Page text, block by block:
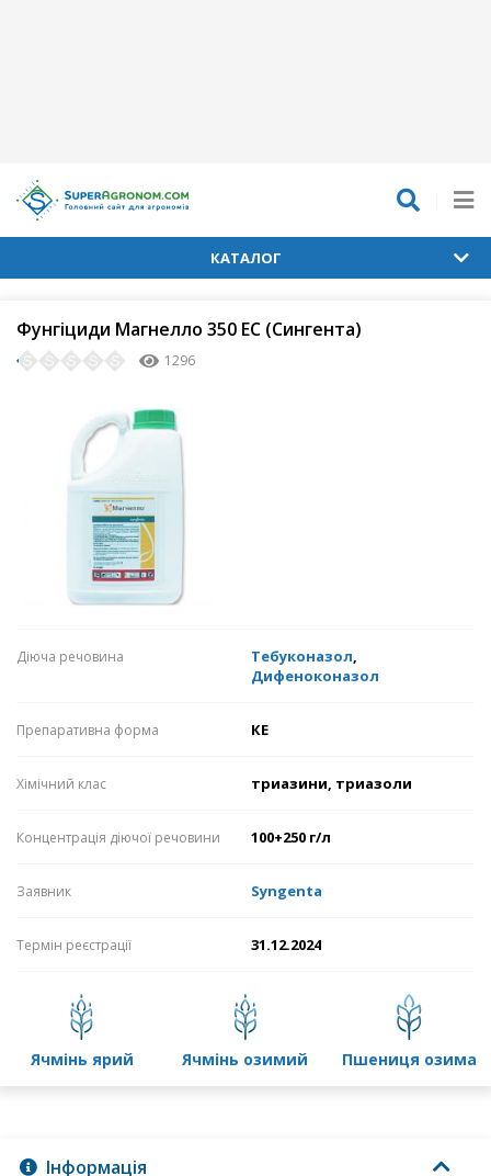
КАТАЛОГ
Фунгіциди Магнелло 350 ЕС (Сингента)
1296
Діюча речовина Тебуконазол,
Дифеноконазол
Препаративна форма КЕ
Хімічний клас триазини, триазоли
Концентрація діючої речовини 100+250 г/л
Заявник Syngenta
Термін реєстрації 31.12.2024
ячмінь ярий ячмінь озимий пшениця озима
Інформація